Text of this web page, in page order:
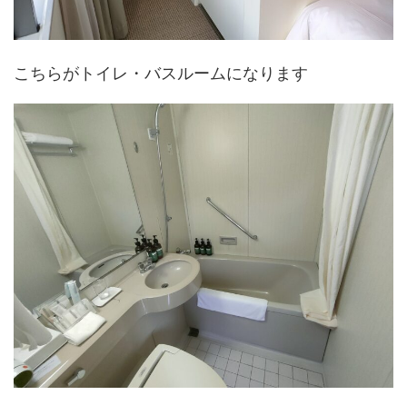
こちらがトイレ・バスルームになります